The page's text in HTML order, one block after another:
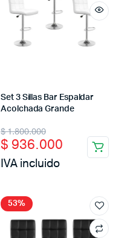
Set 3 Sillas Bar Espaldar
Acolchada Grande
$1.800.000
Original
price
was:
$ 1.800.000.
$ 936.000
Current
price
is:
$ 936.000.
IVA incluido
53%